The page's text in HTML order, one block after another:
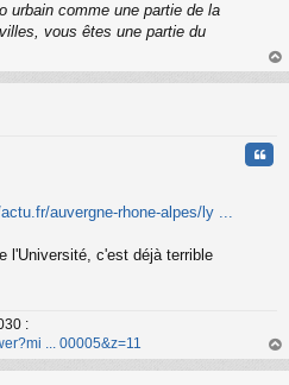
urbain comme une partie de la
vous êtes une partie du
au
auvergne-rhone-alpes/ly ...
l'Université, c'est déjà terrible
:
... 00005&z=11
au